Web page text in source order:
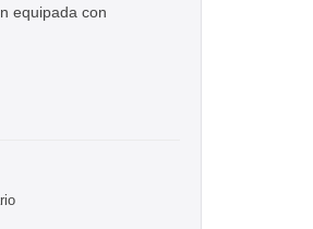
equipada con